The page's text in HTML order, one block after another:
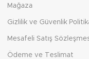
Mağaza
Gizlilik ve Güvenlik
Mesafeli Satış
Ödeme ve Teslimat